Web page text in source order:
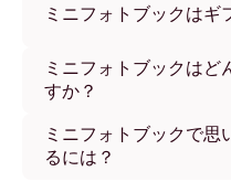
調整できるので、思い描
あなただけの一冊に仕上
ミニフォトブックはギ
はい、コンパクトなフォ
生日、記念日、ホリデー
プレゼントになります。
ミニフォトブックはど
すか？
Mixtilesのミニフォトブッ
す。シルクのようになめ
抑えつつ色を鮮やかに再
ミニフォトブックで思
るには？